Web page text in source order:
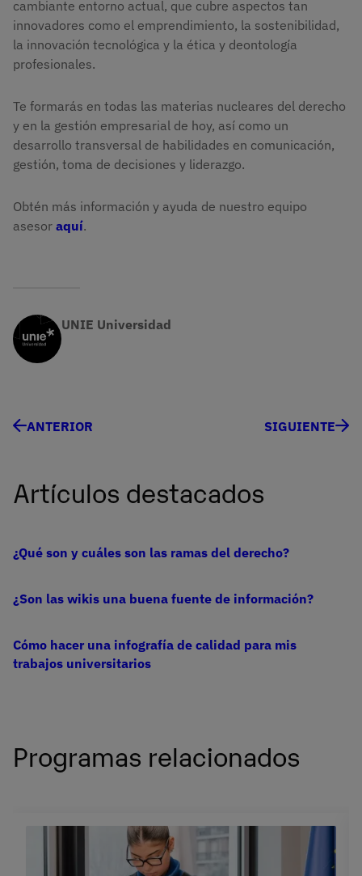
cambiante entorno actual, que cubre aspectos tan
innovadores como el emprendimiento, la sostenibilidad,
la innovación tecnológica y la ética y deontología
profesionales.
Te formarás en todas las materias nucleares del derecho
y en la gestión empresarial de hoy, así como un
desarrollo transversal de habilidades en comunicación,
gestión, toma de decisiones y liderazgo.
Obtén más información y ayuda de nuestro equipo
asesor aquí.
UNIE Universidad
ANTERIOR SIGUIENTE
Artículos destacados
¿Qué son y cuáles son las ramas del derecho?
¿Son las wikis una buena fuente de información?
Cómo hacer una infografía de calidad para mis
trabajos universitarios
Programas relacionados